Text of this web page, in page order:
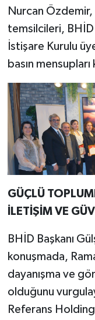
Nurcan Özdemir,
temsilcileri, BHİD
İstişare Kurulu
basın mensupları
GÜÇLÜ
İLETİŞİM VE
BHİD Başkanı
konuşmada,
dayanışma ve
olduğunu
Referans